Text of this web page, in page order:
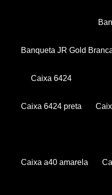
Banqueta JR Gold
Caixa 6424
Caixa 6424 preta
Caixa a40 amarela